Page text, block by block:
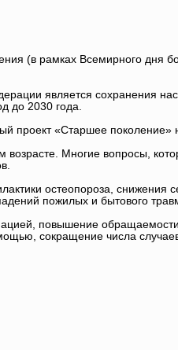
(в рамках Всемирного дня
является сохранения
до 2030 года.
проект «Старшее поколение»
возрасте. Многие вопросы,
остеопороза, снижения
пожилых и бытового
повышение
сокращение числа